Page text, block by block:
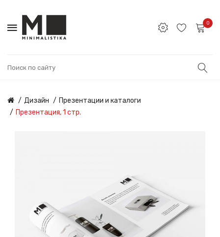
0
Дизайн
Презентации и каталоги
Презентация, 1 стр.